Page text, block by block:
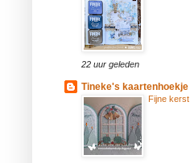
22 uur geleden
Tineke's kaartenhoekje
Fijne kerst